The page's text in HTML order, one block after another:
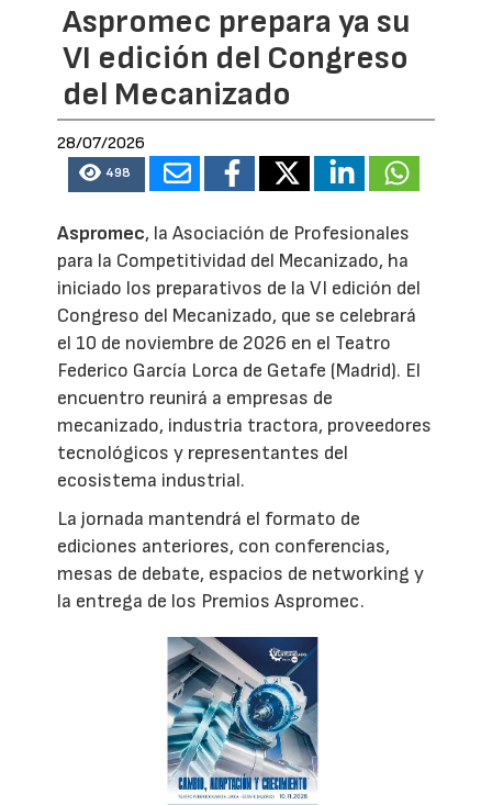
Aspromec prepara ya su
VI edición del Congreso
del Mecanizado
28/07/2026
498
Aspromec, la Asociación de Profesionales
para la Competitividad del Mecanizado, ha
iniciado los preparativos de la VI edición del
Congreso del Mecanizado, que se celebrará
el 10 de noviembre de 2026 en el Teatro
Federico García Lorca de Getafe (Madrid). El
encuentro reunirá a empresas de
mecanizado, industria tractora, proveedores
tecnológicos y representantes del
ecosistema industrial.
La jornada mantendrá el formato de
ediciones anteriores, con conferencias,
mesas de debate, espacios de networking y
la entrega de los Premios Aspromec.